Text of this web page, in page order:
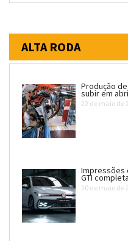
ALTA RODA
Produção
subir em
22 de maio de
Impressões
GTI
20 de maio de